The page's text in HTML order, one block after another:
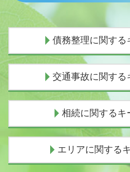
債務整理に関する
債務整理とは わかりやすく
個人再生 費用 安い
個人再生 手続き
任意整理 返済期間 7年
債務整理とは デメリット
個人再生 費用
交通事故に関する
物損事故 慰謝料
損害賠償請求権
死亡事故 賠償金
車 人身事故
相続に関するキ
成年後見申立 必要書類
相続放棄 できない
エリアに関する